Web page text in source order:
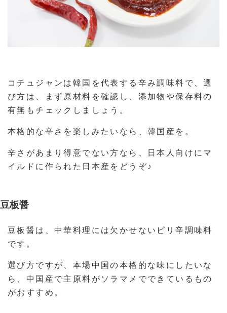
コチュジャンは韓国を代表する辛み調味料で、選
び方は、まず原材料を確認し、添加物や保存料の
有無もチェックしましょう。
本格的な辛さを楽しみたいなら、韓国産を。
辛さがあまり得意でない方なら、日本人向けにマ
イルドに作られた日本産をどうぞ♪
豆板醤
豆板醤は、中華料理には欠かせないピリ辛調味料
です。
選び方ですが、本場中国の本格的な味にしたいな
ら、中国産で主原料がソラマメでできているもの
がおすすめ。